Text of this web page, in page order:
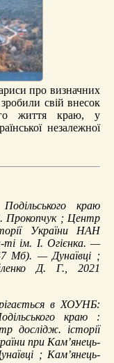
про визначних
свій внесок
життя краю, у
незалежної
Подільського краю
Прокопчук ; Центр
України НАН
ті ім. І. Огієнка. —
Мб). — Дунаївці ;
Д. Г., 2021
в ХОУНБ:
краю :
дослідж. історії
при Кам’янець-
; Кам’янець-